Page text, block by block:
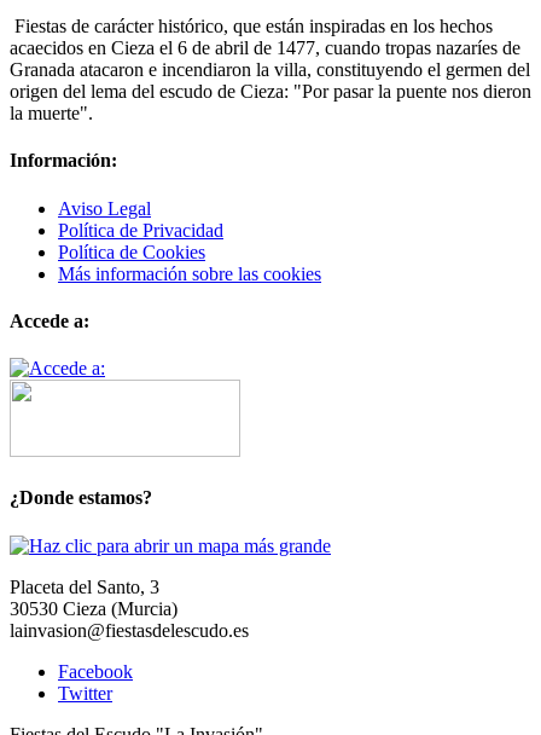
Fiestas de carácter histórico, que están inspiradas en los hechos
acaecidos en Cieza el 6 de abril de 1477, cuando tropas nazaríes de
Granada atacaron e incendiaron la villa, constituyendo el germen del
origen del lema del escudo de Cieza: "Por pasar la puente nos dieron
la muerte".
Información:
Aviso Legal
Política de Privacidad
Política de Cookies
Más información sobre las cookies
Accede a:
¿Donde estamos?
Placeta del Santo, 3
30530 Cieza (Murcia)
lainvasion@fiestasdelescudo.es
Facebook
Twitter